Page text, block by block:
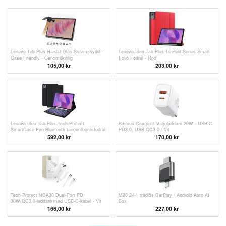
Lenovo Tab Plus Härdat Glas Skärmskydd -
Case Friendly - Genomskinlig
105,00 kr
Lenovo Idea Tab Plus Tri-Fold Series Smart
Folio Fodral - Röd
203,00 kr
Lenovo Idea Tab Plus Tech-Protect
SmartCase Pen Bluetooth tangentbordsfodral
592,00 kr
Baseus Compact Väggladdare 20W - USB-C
PD3.0, USB QC3.0 - Vit
170,00 kr
Tech-Protect NCA30 Dual-Port PD
30W/QC3.0-laddare med USB-C-kabel - Vit
166,00 kr
M28 2-i-1 trådlös CarPlay / Android Auto AI
Box
227,00 kr